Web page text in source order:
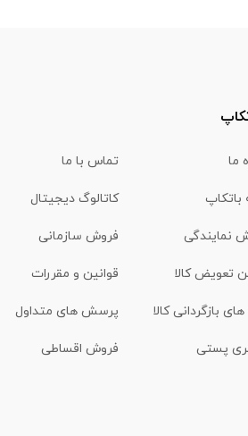
ما تماس با ما
باتکاپ کاتالوگ دیجیتال
نمایندگی فروش سازمانی
تعویض کالا قوانین و مقررات
بازگردانی کالا پرسش های متداول
پستی فروش اقساطی